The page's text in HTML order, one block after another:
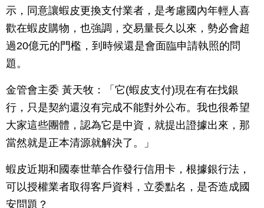
示，同意讓蝦皮更換支付業者，是考慮國內年輕人喜
歡在蝦皮購物，也強調，交易量長久以來，勢必會超
過20億元的門檻，到時候還是會面臨申請執照的問
題。
金管會主委 黃天牧：「它(蝦皮支付)現在有在找銀
行，只是契約還沒有完成不能對外公布。我也很希望
大家這些團體，認為它是中資，就提出證據出來，那
當然就是正本清源就解決了。」
蝦皮近期和國泰世華合作發行信用卡，根據銀行法，
可以授權業者取得客戶資料，立委點名，是否造成國
安問題？